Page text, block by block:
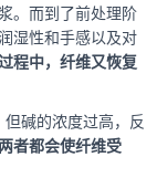
。而到了前处理阶
湿性和手感以及对
程中，纤维又恢复
碱的浓度过高，反
者都会使纤维受